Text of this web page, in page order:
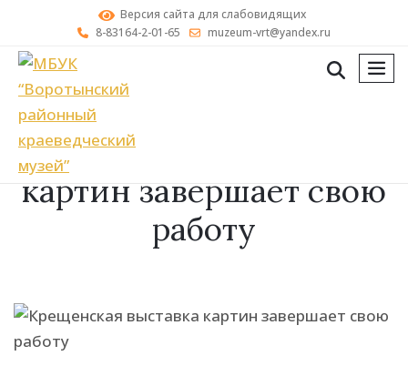
Версия сайта для слабовидящих
8-83164-2-01-65
muzeum-vrt@yandex.ru
Крещенская выставка
картин завершает свою
работу